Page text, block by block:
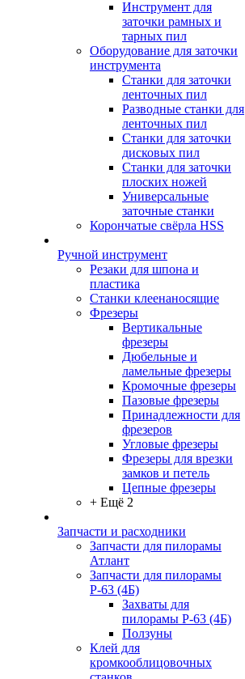
Инструмент для
заточки рамных и
тарных пил
Оборудование для заточки
инструмента
Станки для заточки
ленточных пил
Разводные станки для
ленточных пил
Станки для заточки
дисковых пил
Станки для заточки
плоских ножей
Универсальные
заточные станки
Корончатые свёрла HSS
Ручной инструмент
Резаки для шпона и
пластика
Станки клеенаносящие
Фрезеры
Вертикальные
фрезеры
Дюбельные и
ламельные фрезеры
Кромочные фрезеры
Пазовые фрезеры
Принадлежности для
фрезеров
Угловые фрезеры
Фрезеры для врезки
замков и петель
Цепные фрезеры
+ Ещё 2
Запчасти и расходники
Запчасти для пилорамы
Атлант
Запчасти для пилорамы
Р-63 (4Б)
Захваты для
пилорамы Р-63 (4Б)
Ползуны
Клей для
кромкооблицовочных